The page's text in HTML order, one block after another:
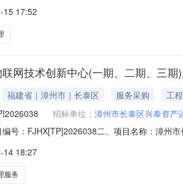
：658017.52元预算服务金额（元）：4100
15 17:52
网技术创新中心(一期、二期、三
福建省｜漳州市｜长泰区 服务采购
工程
招标单位： 漳州市长泰区兴泰资产
号：FJHX[TP]2026038二、项目名称：漳州
品目名称采购标的服务范围服务要求服务时
按采购文
14 18:27
服务